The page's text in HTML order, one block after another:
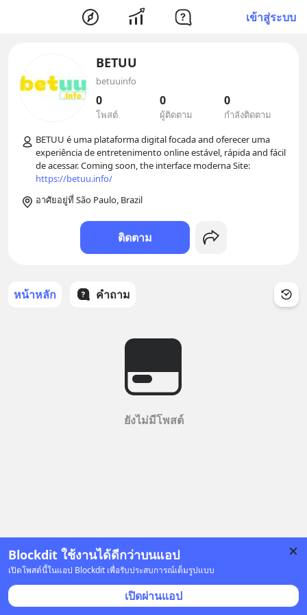
เข้าสู่ระบบ
Blockdit ใช้งานได้ดีกว่าบนแอป
เปิดโพสต์นี้ในแอป Blockdit เพื่อรับประสบการณ์เต็มรูปแบบ
เปิดผ่านแอป
BETUU
betuuinfo
0
โพสต์
0
ผู้ติดตาม
0
กำลังติดตาม
BETUU é uma plataforma digital focada and oferecer uma
experiência de entretenimento online estável, rápida and fácil
https://betuu.info/
อาศัยอยู่ที่ São Paulo, Brazil
ติดตาม
หน้าหลัก คำถาม
ยังไม่มีโพสต์